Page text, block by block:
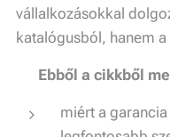
vállalkozásokkal
katalógusból, hanem
Ebből a cikkből
miért a